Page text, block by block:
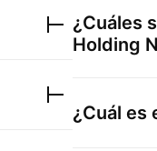
¿Cuáles
Holding
¿Cuál es